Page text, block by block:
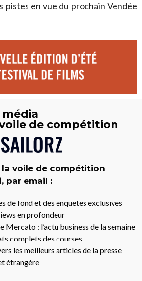
pistes en vue du prochain Vendée
média
de compétition
la voile de compétition
par email :
de fond et des enquêtes exclusives
en profondeur
Mercato : l’actu business de la semaine
complets des courses
les meilleurs articles de la presse
étrangère